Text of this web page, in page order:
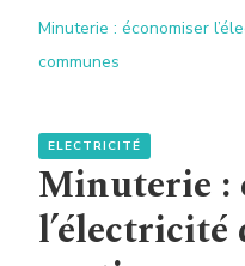
Minuterie : économiser
communes
ELECTRICITÉ
Minuterie :
l’électricité